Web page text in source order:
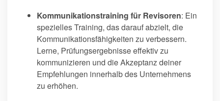
Kommunikationstraining für Revisoren: Ein
spezielles Training, das darauf abzielt, die
Kommunikationsfähigkeiten zu verbessern.
Lerne, Prüfungsergebnisse effektiv zu
kommunizieren und die Akzeptanz deiner
Empfehlungen innerhalb des Unternehmens
zu erhöhen.